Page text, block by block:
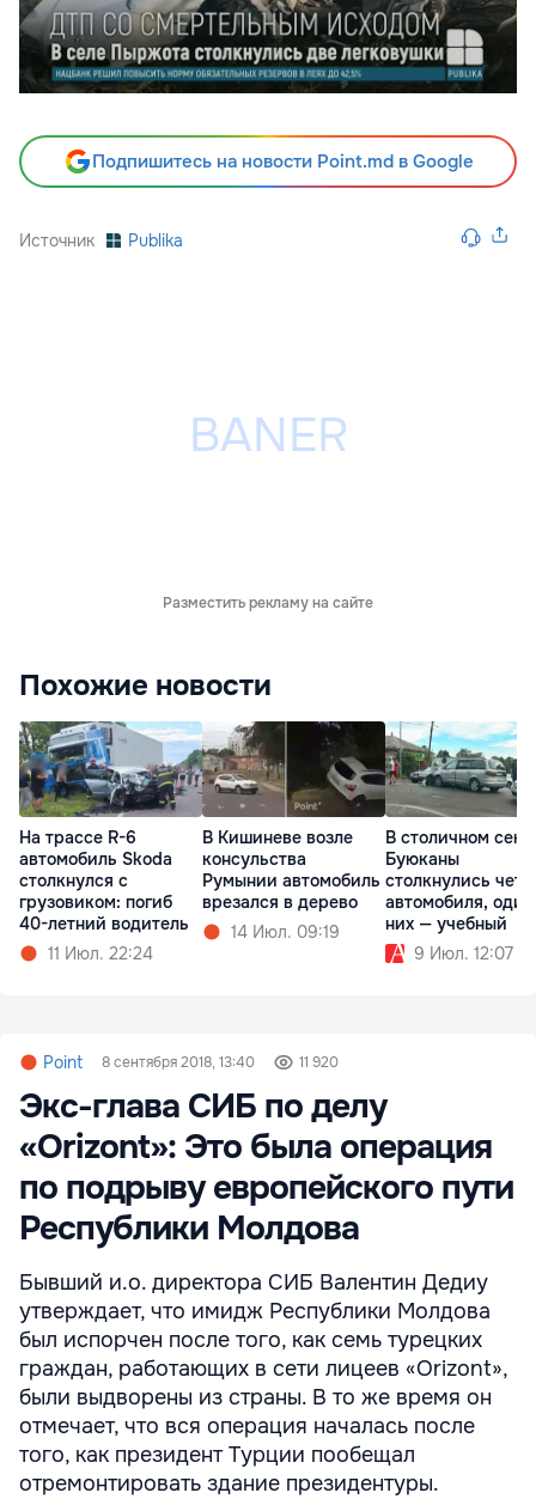
Подпишитесь на новости Point.md в Google
Источник Publika
Разместить рекламу на сайте
Похожие новости
На трассе R-6
автомобиль Skoda
столкнулся с
грузовиком: погиб
40-летний водитель
11 Июл. 22:24
В Кишиневе возле
консульства
Румынии автомобиль
врезался в дерево
14 Июл. 09:19
В столичном
Буюканы
столкнулись
автомобиля,
них — учебный
9 Июл. 12:07
Point 8 сентября 2018, 13:40 11 920
Экс-глава СИБ по делу
«Orizont»: Это была операция
по подрыву европейского пути
Республики Молдова
Бывший и.о. директора СИБ Валентин Дедиу
утверждает, что имидж Республики Молдова
был испорчен после того, как семь турецких
граждан, работающих в сети лицеев «Orizont»,
были выдворены из страны. В то же время он
отмечает, что вся операция началась после
того, как президент Турции пообещал
отремонтировать здание президентуры.